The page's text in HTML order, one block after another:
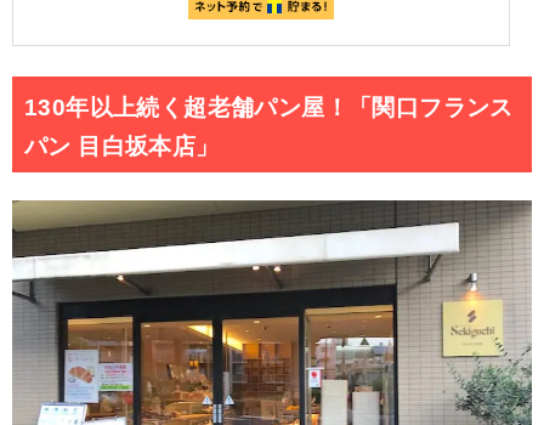
130年以上続く超老舗パン屋！「関口フランス
パン 目白坂本店」